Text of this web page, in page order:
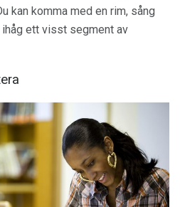
kan komma med en rim, sång
ett visst segment av